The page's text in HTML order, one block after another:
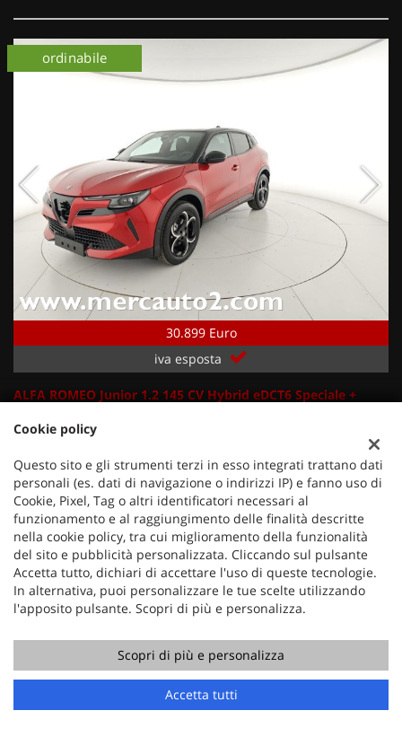
30.899 Euro
iva esposta
km 0
ALFA ROMEO Junior 1.2 145 CV Hybrid eDCT6 Speciale +
Elettrica/Benzina
Cambio Automatico (6)
1.199 Cm³
10 Km
Rosso Metallizzato
5 Porte
6 Airbags, ABS, ABS, Adaptive Cruise Control, Airbag, Airbag
laterali, Airbag Passeggero, Airbag testa, Alfa Connect Box,
Alzacristalli elettrici anteriori / posteriori, Ambient Lighting,
Autonomous emergency breaking (AEB) con riconoscimento
pedoni, Autoradio, Autoradio digitale, Bluetooth, Body kit nero
lucido, Bracciolo, Bracciolo anteriore regolabile con vano,
Calotte specchietti retrovisori esterni nero lucido, Cerchi in
lega, Chiusura centralizzata, Climatizzatore, Climatizzatore
automatico, Coda tronca, Controllo elettronico della corsia,
Controllo trazione, Cruise Control, Cruise control + intelligent
Cookie policy
Questo sito e gli strumenti terzi in esso integrati trattano dati
personali (es. dati di navigazione o indirizzi IP) e fanno uso di
Cookie, Pixel, Tag o altri identificatori necessari al
funzionamento e al raggiungimento delle finalità descritte
nella cookie policy, tra cui miglioramento della funzionalità
del sito e pubblicità personalizzata. Cliccando sul pulsante
Accetta tutto, dichiari di accettare l'uso di queste tecnologie.
In alternativa, puoi personalizzare le tue scelte utilizzando
l'apposito pulsante. Scopri di più e personalizza.
Scopri di più e personalizza
Accetta tutti